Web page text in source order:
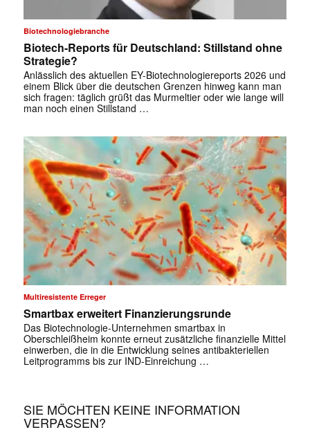
Biotechnologiebranche
Biotech-Reports für Deutschland: Stillstand ohne
Strategie?
Anlässlich des aktuellen EY-Biotechnologiereports 2026 und
einem Blick über die deutschen Grenzen hinweg kann man
sich fragen: täglich grüßt das Murmeltier oder wie lange will
man noch einen Stillstand …
Multiresistente Erreger
Smartbax erweitert Finanzierungsrunde
Das Biotechnologie-Unternehmen smartbax in
Oberschleißheim konnte erneut zusätzliche finanzielle Mittel
einwerben, die in die Entwicklung seines antibakteriellen
Leitprogramms bis zur IND-Einreichung …
SIE MÖCHTEN KEINE INFORMATION
VERPASSEN?